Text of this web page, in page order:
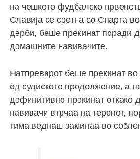
на чешкото фудбалско
Славија се сретна со Спарта
дерби, беше прекинат поради
домашните навивачите.
Натпреварот беше прекинат
од судиското продолжение, а
дефинитивно прекинат откако
навивачи втрчаа на теренот,
тима веднаш заминаа во